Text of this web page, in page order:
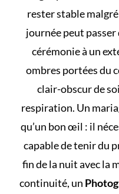
rester stable
journée peut passer
cérémonie à un
ombres portées du
clair-obscur de
respiration. Un
qu’un bon œil : il
capable de tenir du
fin de la nuit avec la
continuité, un